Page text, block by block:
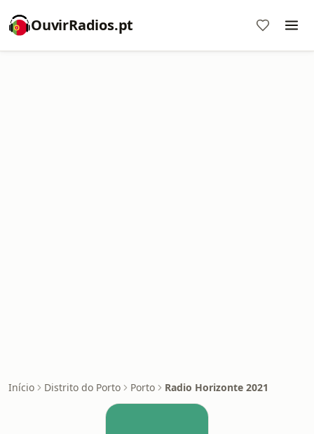
OuvirRadios.pt
Início Distrito do Porto Porto Radio Horizonte 2021